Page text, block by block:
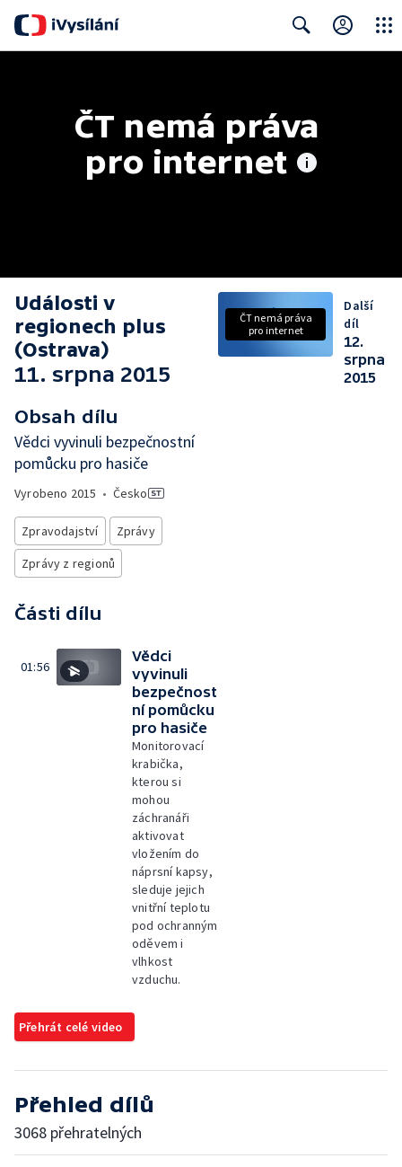
ČT nemá práva
pro internet
Události v
regionech plus
(Ostrava)
11. srpna 2015
Obsah dílu
Vědci vyvinuli bezpečnostní
pomůcku pro hasiče
Vyrobeno 2015 • Česko
Zpravodajství
Zprávy
Zprávy z regionů
Části dílu
01:56
Vědci
vyvinuli
bezpečnost
ní pomůcku
pro hasiče
Monitorovací
krabička,
kterou si
mohou
záchranáři
aktivovat
vložením do
náprsní kapsy,
sleduje jejich
vnitřní teplotu
pod ochranným
oděvem i
vlhkost
vzduchu.
Přehrát celé video
ČT nemá práva
pro internet
Další
díl
12.
srpna
2015
Přehled dílů
3068 přehratelných